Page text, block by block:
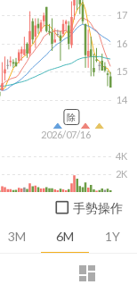
dashboard
登入
3M 6M 1Y
2026/07/16
14
15
16
17
2K
4K
除
手勢操作
財務報